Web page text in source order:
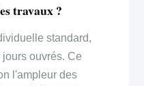
travaux ?
standard,
ouvrés. Ce
l'ampleur des